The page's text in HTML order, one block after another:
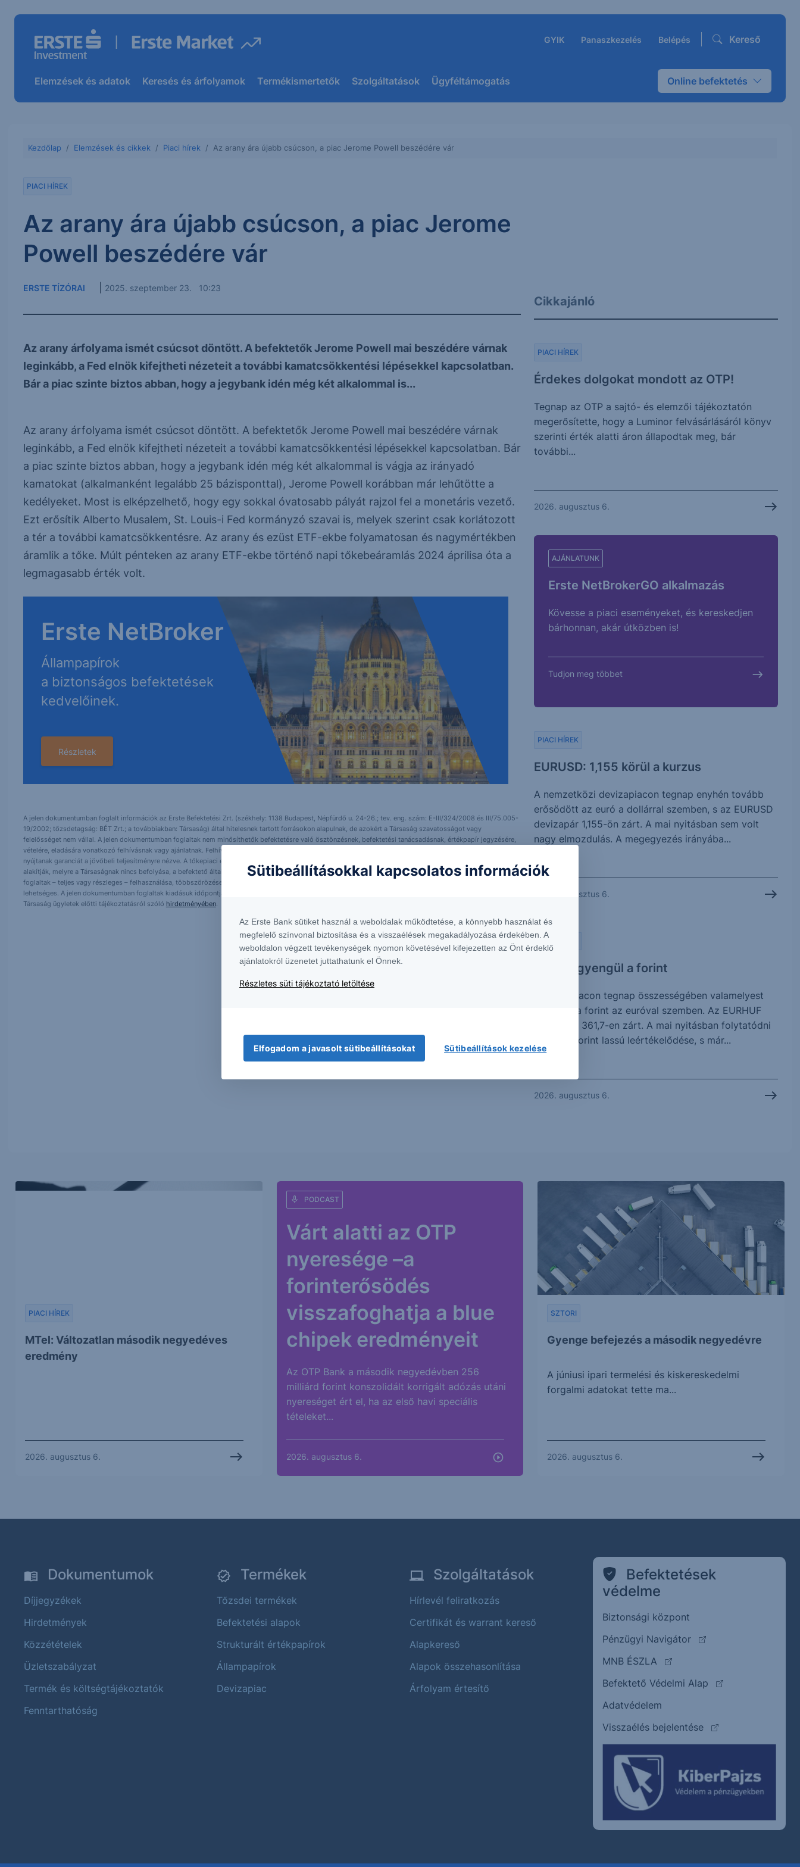
GYIK Panaszkezelés Belépés Kereső
Elemzések és adatok Keresés és árfolyamok Termékismertetők Szolgáltatások Ügyféltámogatás Online befektetés
Kezdőlap Elemzések és cikkek Piaci hírek Az arany ára újabb csúcson, a piac Jerome Powell beszédére vár
PIACI HÍREK
Az arany ára újabb csúcson, a piac Jerome
Powell beszédére vár
ERSTE TÍZÓRAI 2025. szeptember 23. 10:23
Az arany árfolyama ismét csúcsot döntött. A befektetők Jerome Powell mai beszédére várnak
leginkább, a Fed elnök kifejtheti nézeteit a további kamatcsökkentési lépésekkel kapcsolatban.
Bár a piac szinte biztos abban, hogy a jegybank idén még két alkalommal is...
Az arany árfolyama ismét csúcsot döntött. A befektetők Jerome Powell mai beszédére várnak
leginkább, a Fed elnök kifejtheti nézeteit a további kamatcsökkentési lépésekkel kapcsolatban. Bár
a piac szinte biztos abban, hogy a jegybank idén még két alkalommal is vágja az irányadó
kamatokat (alkalmanként legalább 25 bázisponttal), Jerome Powell korábban már lehűtötte a
kedélyeket. Most is elképzelhető, hogy egy sokkal óvatosabb pályát rajzol fel a monetáris vezető.
Ezt erősítik Alberto Musalem, St. Louis-i Fed kormányzó szavai is, melyek szerint csak korlátozott
a tér a további kamatcsökkentésre. Az arany és ezüst ETF-ekbe folyamatosan és nagymértékben
áramlik a tőke. Múlt pénteken az arany ETF-ekbe történő napi tőkebeáramlás 2024 áprilisa óta a
legmagasabb érték volt.
Erste NetBroker
Állampapírok
a biztonságos befektetések
kedvelőinek.
Részletek
A jelen dokumentumban foglalt információk az Erste Befektetési Zrt. (székhely: 1138 Budapest, Népfürdő u. 24-26.; tev. eng. szám: E-III/324/2008 és III/75.005-
19/2002; tőzsdetagság: BÉT Zrt.; a továbbiakban: Társaság) által hitelesnek tartott forrásokon alapulnak, de azokért a Társaság szavatosságot vagy
felelősséget nem vállal. A jelen dokumentumban foglaltak nem minősíthetők befektetésre való ösztönzésnek, befektetési tanácsadásnak, értékpapír jegyzésére,
vételére, eladására vonatkozó felhívásnak vagy ajánlatnak. Felhívjuk szíves figyelmét arra, hogy a múltbeli teljesítmények, illetve jövőbeli becslések nem
nyújtanak garanciát a jövőbeli teljesítményre nézve. A tőkepiaci és makrogazdasági helyzetet, a befektetések és azok hozamai alakulását olyan tényezők
alakítják, melyre a Társaságnak nincs befolyása, a befektető által hozott döntés következményei a Társaságra nem háríthatók át. A jelen dokumentumban
foglaltak – teljes vagy részleges – felhasználása, többszörözése, publikálása, átdolgozása, terjesztése kizárólag a Társaság előzetes írásos engedélyével
lehetséges. A jelen dokumentumban foglaltak kiadásuk időpontjában érvényesek. További részletek:
Társaság ügyletek előtti tájékoztatásról szóló hirdetményében.
Cikkajánló
Érdekes dolgokat mondott az OTP!
PIACI HÍREK
Tegnap az OTP a sajtó- és elemzői tájékoztatón
megerősítette, hogy a Luminor felvásárlásáról könyv
szerinti érték alatti áron állapodtak meg, bár
további...
2026. augusztus 6.
AJÁNLATUNK
Erste NetBrokerGO alkalmazás
Kövesse a piaci eseményeket, és kereskedjen
bárhonnan, akár útközben is!
Tudjon meg többet
EURUSD: 1,155 körül a kurzus
PIACI HÍREK
A nemzetközi devizapiacon tegnap enyhén tovább
erősödött az euró a dollárral szemben, s az EURUSD
devizapár 1,155-ön zárt. A mai nyitásban sem volt
nagy elmozdulás. A megegyezés irányába...
2026. augusztus 6.
Lassan gyengül a forint
A hazai piacon tegnap összességében valamelyest
gyengült a forint az euróval szemben. Az EURHUF
devizapár 361,7-en zárt. A mai nyitásban folytatódni
látszik a forint lassú leértékelődése, s már...
2026. augusztus 6.
MTel: Változatlan második negyedéves
eredmény
PIACI HÍREK
2026. augusztus 6.
Várt alatti az OTP
nyeresége –a
forinterősödés
visszafoghatja a blue
chipek eredményeit
PODCAST
Az OTP Bank a második negyedévben 256
milliárd forint konszolidált korrigált adózás utáni
nyereséget ért el, ha az első havi speciális
tételeket...
2026. augusztus 6.
Gyenge befejezés a második negyedévre
SZTORI
A júniusi ipari termelési és kiskereskedelmi
forgalmi adatokat tette ma...
2026. augusztus 6.
Dokumentumok
Díjjegyzékek
Hirdetmények
Közzétételek
Üzletszabályzat
Termék és költségtájékoztatók
Fenntarthatóság
Termékek
Tőzsdei termékek
Befektetési alapok
Strukturált értékpapírok
Állampapírok
Devizapiac
Szolgáltatások
Hírlevél feliratkozás
Certifikát és warrant kereső
Alapkereső
Alapok összehasonlítása
Árfolyam értesítő
Befektetések
védelme
Biztonsági központ
Pénzügyi Navigátor
(külső oldalra ugrik)
MNB ÉSZLA
(külső oldalra ugrik)
Befektető Védelmi Alap
(külső oldalra
Adatvédelem
Visszaélés bejelentése
(külső oldalra ugrik)
Sütibeállításokkal kapcsolatos információk
Az Erste Bank sütiket használ a weboldalak működtetése, a könnyebb használat és
megfelelő színvonal biztosítása és a visszaélések megakadályozása érdekében. A
weboldalon végzett tevékenységek nyomon követésével kifejezetten az Önt érdeklő
ajánlatokról üzenetet juttathatunk el Önnek.
Részletes süti tájékoztató letöltése
Elfogadom a javasolt sütibeállításokat Sütibeállítások kezelése